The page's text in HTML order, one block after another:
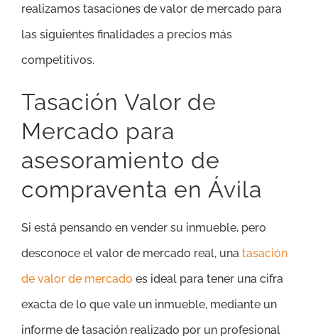
realizamos tasaciones de valor de mercado para
las siguientes finalidades a precios más
competitivos.
Tasación Valor de
Mercado para
asesoramiento de
compraventa en Ávila
Si está pensando en vender su inmueble, pero
desconoce el valor de mercado real, una tasación
de valor de mercado es ideal para tener una cifra
exacta de lo que vale un inmueble, mediante un
informe de tasación realizado por un profesional